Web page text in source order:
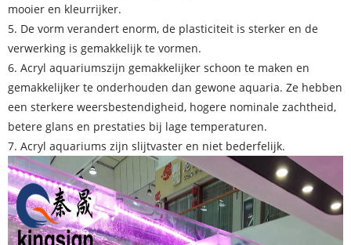
mooier en kleurrijker.
5. De vorm verandert enorm, de plasticiteit is sterker en de
verwerking is gemakkelijk te vormen.
6. Acryl aquariumszijn gemakkelijker schoon te maken en
gemakkelijker te onderhouden dan gewone aquaria. Ze hebben
een sterkere weersbestendigheid, hogere nominale zachtheid,
betere glans en prestaties bij lage temperaturen.
7. Acryl aquariums zijn slijtvaster en niet bederfelijk.